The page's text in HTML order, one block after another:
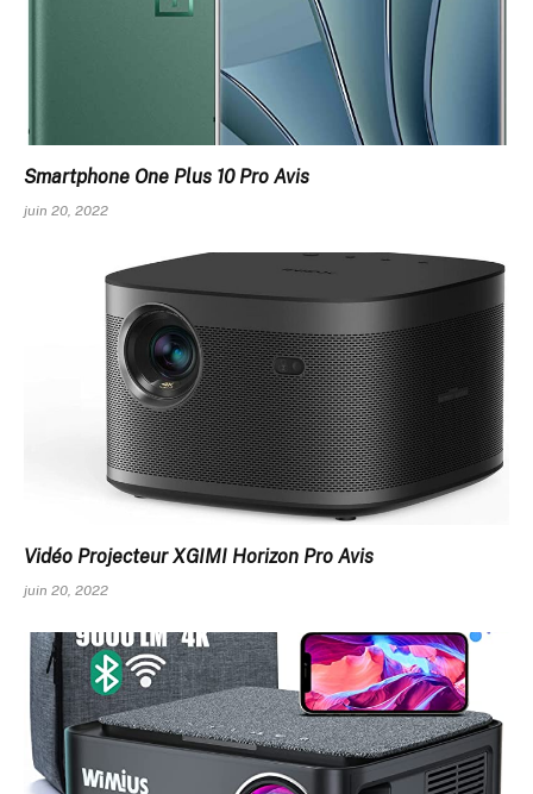
Smartphone One Plus 10 Pro Avis
juin 20, 2022
Vidéo Projecteur XGIMI Horizon Pro Avis
juin 20, 2022